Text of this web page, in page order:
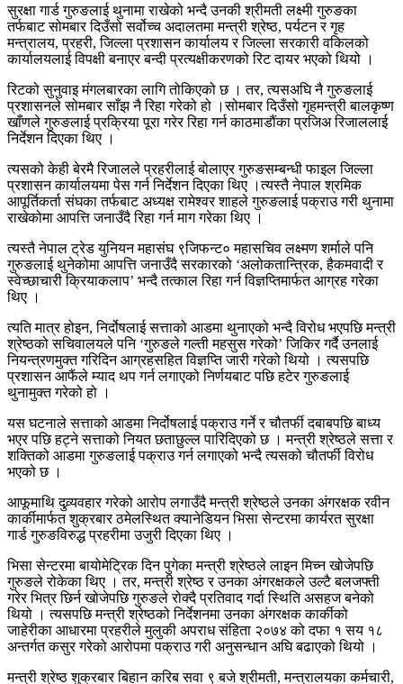
सुरक्षा गार्ड गुरुङलाई थुनामा राखेको भन्दै उनकी श्रीमती लक्ष्मी गुरुङका
तर्फबाट सोमबार दिउँसो सर्वोच्च अदालतमा मन्त्री श्रेष्ठ, पर्यटन र गृह
मन्त्रालय, प्रहरी, जिल्ला प्रशासन कार्यालय र जिल्ला सरकारी वकिलको
कार्यालयलाई विपक्षी बनाएर बन्दी प्रत्यक्षीकरणको रिट दायर भएको थियो ।
रिटको सुनुवाइ मंगलबारका लागि तोकिएको छ । तर, त्यसअघि नै गुरुङलाई
प्रशासनले सोमबार साँझ नै रिहा गरेको हो ।सोमबार दिउँसो गृहमन्त्री बालकृष्ण
खाँणले गुरुङलाई प्रक्रिया पूरा गरेर रिहा गर्न काठमाडौंका प्रजिअ रिजाललाई
निर्देशन दिएका थिए ।
त्यसको केही बेरमै रिजालले प्रहरीलाई बोलाएर गुरुङसम्बन्धी फाइल जिल्ला
प्रशासन कार्यालयमा पेस गर्न निर्देशन दिएका थिए ।त्यस्तै नेपाल श्रमिक
आपूर्तिकर्ता संघका तर्फबाट अध्यक्ष रामेश्वर शाहले गुरुङलाई पक्राउ गरी थुनामा
राखेकोमा आपत्ति जनाउँदै रिहा गर्न माग गरेका थिए ।
त्यस्तै नेपाल ट्रेड युनियन महासंघ ९जिफन्ट० महासचिव लक्ष्मण शर्माले पनि
गुरुङलाई थुनेकोमा आपत्ति जनाउँदै सरकारको ‘अलोकतान्त्रिक, हैकमवादी र
स्वेच्छाचारी क्रियाकलाप’ भन्दै तत्काल रिहा गर्न विज्ञप्तिमार्फत आग्रह गरेका
थिए ।
त्यति मात्र होइन, निर्दोषलाई सत्ताको आडमा थुनाएको भन्दै विरोध भएपछि मन्त्री
श्रेष्ठको सचिवालयले पनि ‘गुरुङले गल्ती महसुस गरेको’ जिकिर गर्दै उनलाई
नियन्त्रणमुक्त गरिदिन आग्रहसहित विज्ञप्ति जारी गरेको थियो । त्यसपछि
प्रशासन आफैंले म्याद थप गर्न लगाएको निर्णयबाट पछि हटेर गुरुङलाई
थुनामुक्त गरेको हो ।
यस घटनाले सत्ताको आडमा निर्दोषलाई पक्राउ गर्ने र चौतर्फी दबाबपछि बाध्य
भएर पछि हट्ने सत्ताको नियत छताछुल्ल पारिदिएको छ । मन्त्री श्रेष्ठले सत्ता र
शक्तिको आडमा गुरुङलाई पक्राउ गर्न लगाएको भन्दै त्यसको चौतर्फी विरोध
भएको छ ।
आफूमाथि दुव्र्यवहार गरेको आरोप लगाउँदै मन्त्री श्रेष्ठले उनका अंगरक्षक रवीन
कार्कीमार्फत शुक्रबार ठमेलस्थित क्यानेडियन भिसा सेन्टरमा कार्यरत सुरक्षा
गार्ड गुरुङविरुद्ध प्रहरीमा उजुरी दिएका थिए ।
भिसा सेन्टरमा बायोमेट्रिक दिन पुगेका मन्त्री श्रेष्ठले लाइन मिच्न खोजेपछि
गुरुङले रोकेका थिए । तर, मन्त्री श्रेष्ठ र उनका अंगरक्षकले उल्टै बलजफ्ती
गरेर भित्र छिर्न खोजेपछि गुरुङले रोक्दै प्रतिवाद गर्दा स्थिति असहज बनेको
थियो । त्यसपछि मन्त्री श्रेष्ठको निर्देशनमा उनका अंगरक्षक कार्कीको
जाहेरीका आधारमा प्रहरीले मुलुकी अपराध संहिता २०७४ को दफा १ सय १८
अन्तर्गत कसुर गरेको आरोपमा पक्राउ गरी अनुसन्धान अघि बढाएको थियो ।
मन्त्री श्रेष्ठ शुक्रबार बिहान करिब सवा ९ बजे श्रीमती, मन्त्रालयका कर्मचारी,